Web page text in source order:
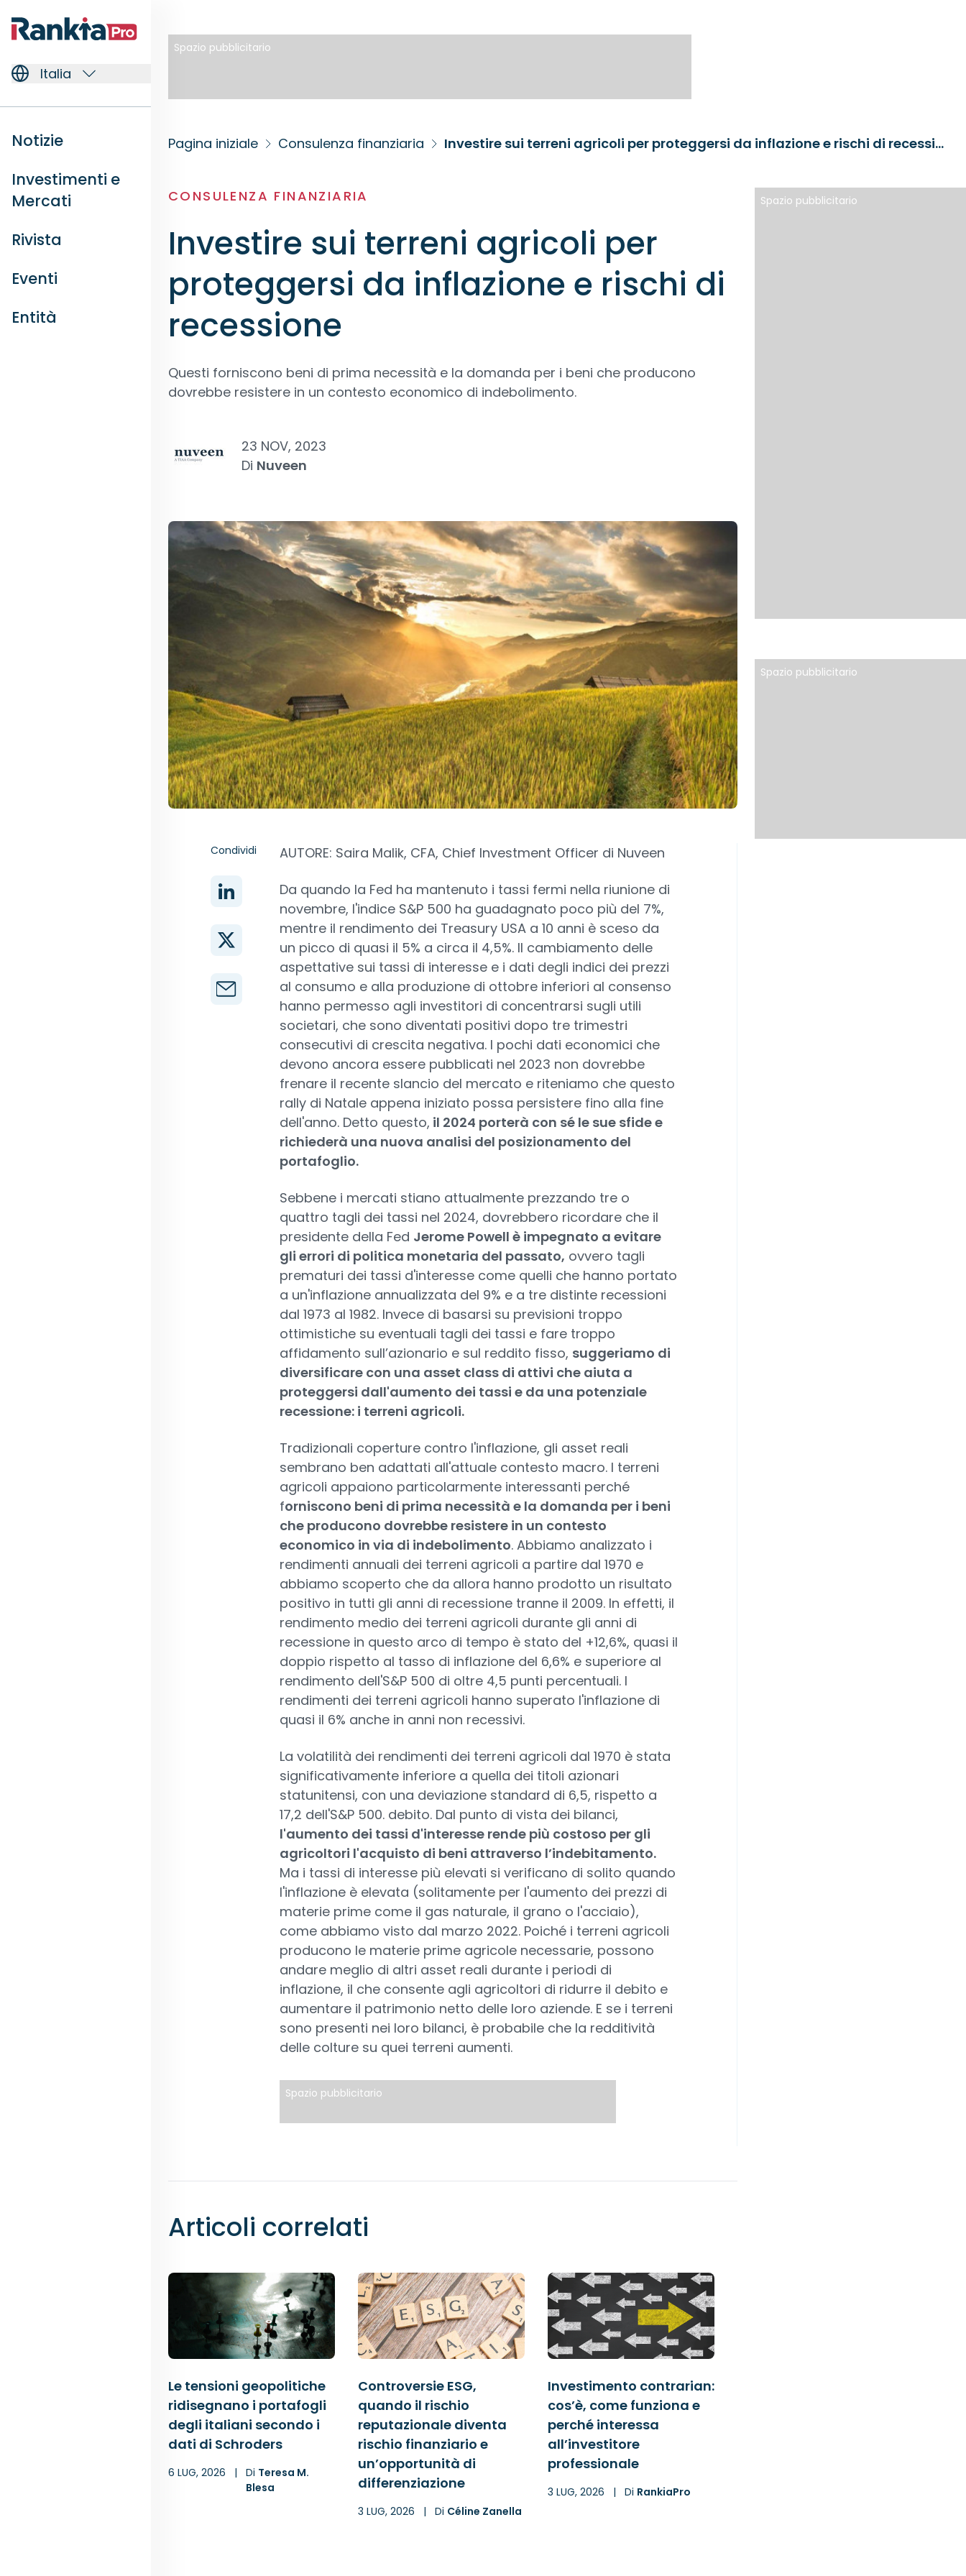
Italia
Notizie
Investimenti e
Mercati
Rivista
Eventi
Entità
Spazio pubblicitario
Pagina iniziale Consulenza finanziaria Investire sui terreni agricoli per proteggersi da inflazione e rischi di recessione
CONSULENZA FINANZIARIA
Investire sui terreni agricoli per
proteggersi da inflazione e rischi di
recessione
Questi forniscono beni di prima necessità e la domanda per i beni che producono
dovrebbe resistere in un contesto economico di indebolimento.
23 NOV, 2023
Di Nuveen
Condividi AUTORE: Saira Malik, CFA, Chief Investment Officer di Nuveen
Da quando la Fed ha mantenuto i tassi fermi nella riunione di
novembre, l'indice S&P 500 ha guadagnato poco più del 7%,
mentre il rendimento dei Treasury USA a 10 anni è sceso da
un picco di quasi il 5% a circa il 4,5%. Il cambiamento delle
aspettative sui tassi di interesse e i dati degli indici dei prezzi
al consumo e alla produzione di ottobre inferiori al consenso
hanno permesso agli investitori di concentrarsi sugli utili
societari, che sono diventati positivi dopo tre trimestri
consecutivi di crescita negativa. I pochi dati economici che
devono ancora essere pubblicati nel 2023 non dovrebbe
frenare il recente slancio del mercato e riteniamo che questo
rally di Natale appena iniziato possa persistere fino alla fine
dell'anno. Detto questo, il 2024 porterà con sé le sue sfide e
richiederà una nuova analisi del posizionamento del
portafoglio.
Sebbene i mercati stiano attualmente prezzando tre o
quattro tagli dei tassi nel 2024, dovrebbero ricordare che il
presidente della Fed Jerome Powell è impegnato a evitare
gli errori di politica monetaria del passato, ovvero tagli
prematuri dei tassi d'interesse come quelli che hanno portato
a un'inflazione annualizzata del 9% e a tre distinte recessioni
dal 1973 al 1982. Invece di basarsi su previsioni troppo
ottimistiche su eventuali tagli dei tassi e fare troppo
affidamento sull’azionario e sul reddito fisso, suggeriamo di
diversificare con una asset class di attivi che aiuta a
proteggersi dall'aumento dei tassi e da una potenziale
recessione: i terreni agricoli.
Tradizionali coperture contro l'inflazione, gli asset reali
sembrano ben adattati all'attuale contesto macro. I terreni
agricoli appaiono particolarmente interessanti perché
forniscono beni di prima necessità e la domanda per i beni
che producono dovrebbe resistere in un contesto
economico in via di indebolimento. Abbiamo analizzato i
rendimenti annuali dei terreni agricoli a partire dal 1970 e
abbiamo scoperto che da allora hanno prodotto un risultato
positivo in tutti gli anni di recessione tranne il 2009. In effetti, il
rendimento medio dei terreni agricoli durante gli anni di
recessione in questo arco di tempo è stato del +12,6%, quasi il
doppio rispetto al tasso di inflazione del 6,6% e superiore al
rendimento dell'S&P 500 di oltre 4,5 punti percentuali. I
rendimenti dei terreni agricoli hanno superato l'inflazione di
quasi il 6% anche in anni non recessivi.
La volatilità dei rendimenti dei terreni agricoli dal 1970 è stata
significativamente inferiore a quella dei titoli azionari
statunitensi, con una deviazione standard di 6,5, rispetto a
17,2 dell'S&P 500. debito. Dal punto di vista dei bilanci,
l'aumento dei tassi d'interesse rende più costoso per gli
agricoltori l'acquisto di beni attraverso l’indebitamento.
Ma i tassi di interesse più elevati si verificano di solito quando
l'inflazione è elevata (solitamente per l'aumento dei prezzi di
materie prime come il gas naturale, il grano o l'acciaio),
come abbiamo visto dal marzo 2022. Poiché i terreni agricoli
producono le materie prime agricole necessarie, possono
andare meglio di altri asset reali durante i periodi di
inflazione, il che consente agli agricoltori di ridurre il debito e
aumentare il patrimonio netto delle loro aziende. E se i terreni
sono presenti nei loro bilanci, è probabile che la redditività
delle colture su quei terreni aumenti.
Spazio pubblicitario
Articoli correlati
Le tensioni geopolitiche
ridisegnano i portafogli
degli italiani secondo i
dati di Schroders
6 LUG, 2026 | Di Teresa M.
Blesa
Controversie ESG,
quando il rischio
reputazionale diventa
rischio finanziario e
un’opportunità di
differenziazione
3 LUG, 2026 | Di Céline Zanella
Investimento contrarian:
cos’è, come funziona e
perché interessa
all’investitore
professionale
3 LUG, 2026 | Di RankiaPro
Spazio pubblicitario
Spazio pubblicitario